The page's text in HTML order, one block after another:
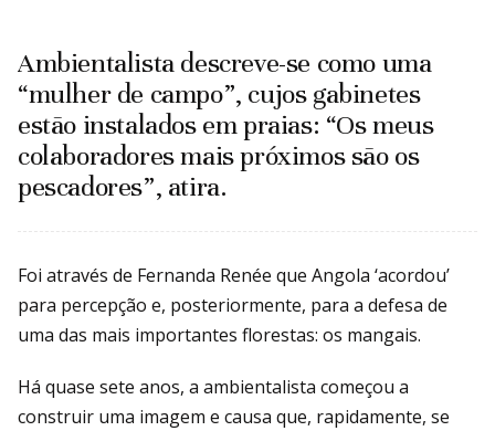
Ambientalista descreve-se como uma
“mulher de campo”, cujos gabinetes
estão instalados em praias: “Os meus
colaboradores mais próximos são os
pescadores”, atira.
Foi através de Fernanda Renée que Angola ‘acordou’
para percepção e, posteriormente, para a defesa de
uma das mais importantes florestas: os mangais.
Há quase sete anos, a ambientalista começou a
construir uma imagem e causa que, rapidamente, se